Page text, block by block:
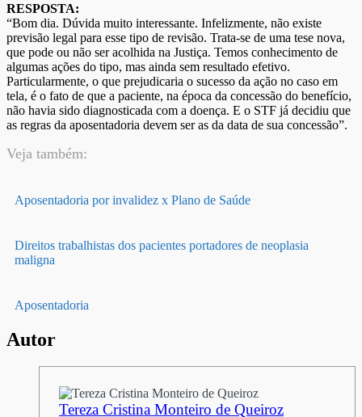
RESPOSTA:
“Bom dia. Dúvida muito interessante. Infelizmente, não existe
previsão legal para esse tipo de revisão. Trata-se de uma tese nova,
que pode ou não ser acolhida na Justiça. Temos conhecimento de
algumas ações do tipo, mas ainda sem resultado efetivo.
Particularmente, o que prejudicaria o sucesso da ação no caso em
tela, é o fato de que a paciente, na época da concessão do benefício,
não havia sido diagnosticada com a doença. E o STF já decidiu que
as regras da aposentadoria devem ser as da data de sua concessão”.
Veja também:
Aposentadoria por invalidez x Plano de Saúde
Direitos trabalhistas dos pacientes portadores de neoplasia
maligna
Aposentadoria
Autor
Tereza Cristina Monteiro de Queiroz